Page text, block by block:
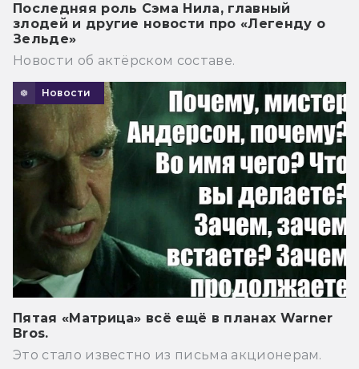
Последняя роль Сэма Нила, главный
злодей и другие новости про «Легенду о
Зельде»
Новости об актёрском составе.
Новости
Пятая «Матрица» всё ещё в планах Warner
Bros.
Это стало известно из письма акционерам.